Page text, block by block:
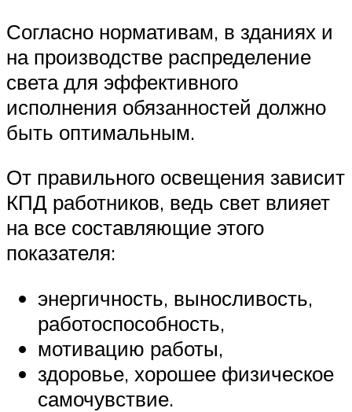
Согласно нормативам, в зданиях и
на производстве распределение
света для эффективного
исполнения обязанностей должно
быть оптимальным.
От правильного освещения зависит
КПД работников, ведь свет влияет
на все составляющие этого
показателя:
энергичность, выносливость,
работоспособность,
мотивацию работы,
здоровье, хорошее физическое
самочувствие.